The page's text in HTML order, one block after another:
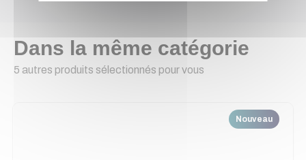
Dans la même catégorie
5 autres produits sélectionnés pour vous
Nouveau